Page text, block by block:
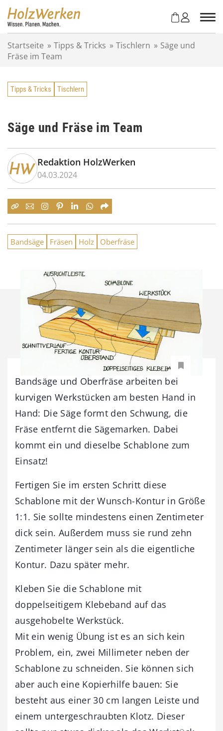
Startseite » Tipps & Tricks » Tischlern » Säge und
Fräse im Team
Tipps & Tricks Tischlern
Säge und Fräse im Team
Redaktion HolzWerken
04.03.2024
Bandsäge Fräsen Holz Oberfräse
Bandsäge und Oberfräse arbeiten bei
kurvigen Werkstücken am besten Hand in
Hand: Die Säge formt den Schwung, die
Fräse entfernt die Sägemarken. Dabei
kommt ein und dieselbe Schablone zum
Einsatz!
Fertigen Sie im ersten Schritt diese
Schablone mit der Wunsch-Kontur in Größe
1:1. Sie sollte mindestens einen Zentimeter
dick sein. Außerdem muss sie rund zehn
Zentimeter länger sein als die eigentliche
Kontur. Dazu später mehr.
Kleben Sie die Schablone mit
doppelseitigem Klebeband auf das
ausgehobelte Werkstück.
Mit ein wenig Übung ist es an sich kein
Problem, ein, zwei Millimeter neben der
Schablone zu schneiden. Sie können sich
aber auch eine Kopierhilfe bauen: Sie
besteht aus einer 30 cm langen Leiste und
einem untergeschraubten Klotz. Dieser